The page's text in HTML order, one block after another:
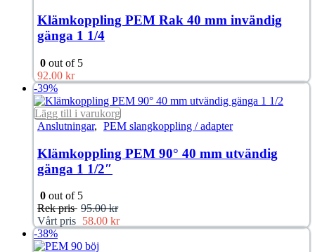
Klämkoppling PEM Rak 40 mm invändig
gänga 1 1/4
0 out of 5
92.00 kr
-39%
Lägg till i varukorg
Anslutningar, PEM slangkoppling / adapter
Klämkoppling PEM 90° 40 mm utvändig
gänga 1 1/2″
0 out of 5
Rek pris 95.00kr
Vårt pris 58.00 kr
-38%